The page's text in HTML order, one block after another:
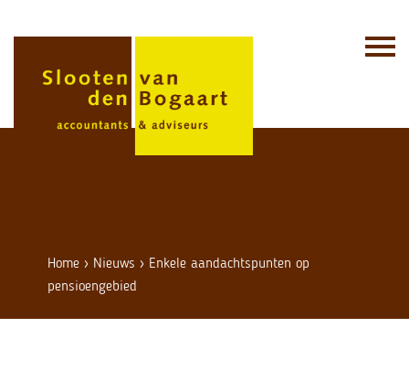
Home › Nieuws › Enkele aandachtspunten op
pensioengebied